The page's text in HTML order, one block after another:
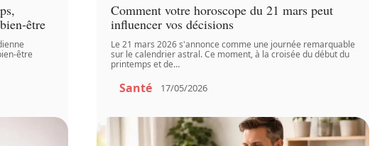
être
être
Comment votre horoscope du 21 mars peut
influencer vos décisions
Le 21 mars 2026 s'annonce comme une journée remarquable
sur le calendrier astral. Ce moment, à la croisée du début du
printemps et de…
Santé 17/05/2026